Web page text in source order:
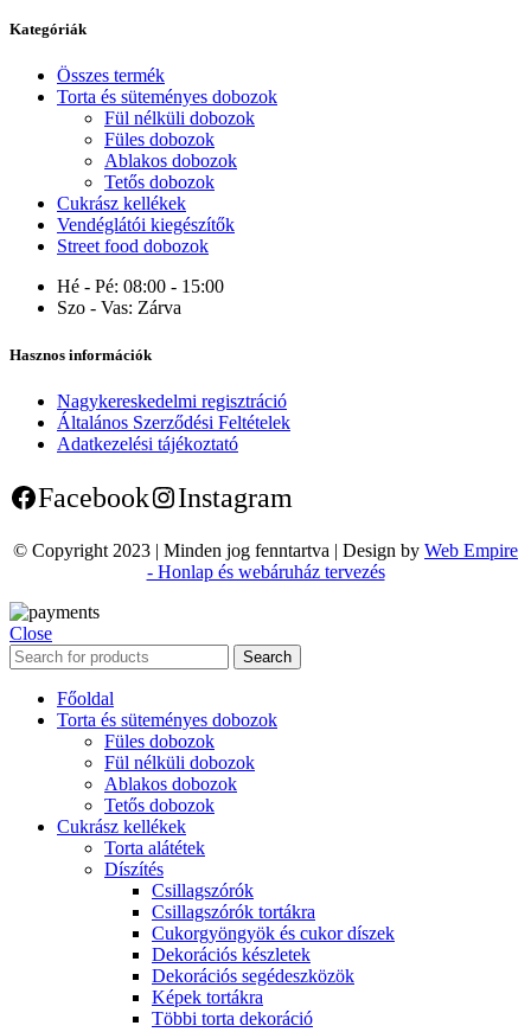
Kategóriák
Összes termék
Torta és süteményes dobozok
Fül nélküli dobozok
Füles dobozok
Ablakos dobozok
Tetős dobozok
Cukrász kellékek
Vendéglátói kiegészítők
Street food dobozok
Hé - Pé: 08:00 - 15:00
Szo - Vas: Zárva
Hasznos információk
Nagykereskedelmi regisztráció
Általános Szerződési Feltételek
Adatkezelési tájékoztató
Facebook Instagram
© Copyright 2023 | Minden jog fenntartva | Design by Web Empire
- Honlap és webáruház tervezés
Close
Search
Főoldal
Torta és süteményes dobozok
Füles dobozok
Fül nélküli dobozok
Ablakos dobozok
Tetős dobozok
Cukrász kellékek
Torta alátétek
Díszítés
Csillagszórók
Csillagszórók tortákra
Cukorgyöngyök és cukor díszek
Dekorációs készletek
Dekorációs segédeszközök
Képek tortákra
Többi torta dekoráció